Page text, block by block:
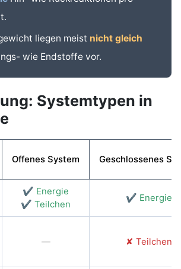
liegen meist nicht gleich
wie Endstoffe vor.
Systemtypen in
Offenes System Geschlossenes
✔ Energie
✔ Teilchen
✔ Energie
— ✘ Teilchen